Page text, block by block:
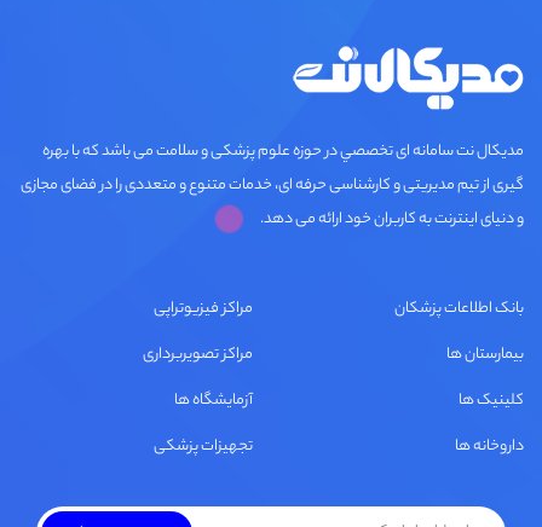
مديكال نت سامانه ای تخصصي در حوزه علوم پزشکی و سلامت می باشد که با بهره
گیری از تیم مدیریتی و کارشناسی حرفه ای، خدمات متنوع و متعددی را در فضای مجازی
و دنیای اینترنت به کاربران خود ارائه می دهد.
بانک اطلاعات پزشکان
بیمارستان ها
کلینیک ها
داروخانه ها
مراکز فیزیوتراپی
مراکز تصویربرداری
آزمایشگاه ها
تجهیزات پزشکی